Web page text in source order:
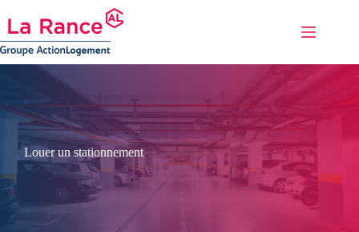
au
contenu
Louer un stationnement